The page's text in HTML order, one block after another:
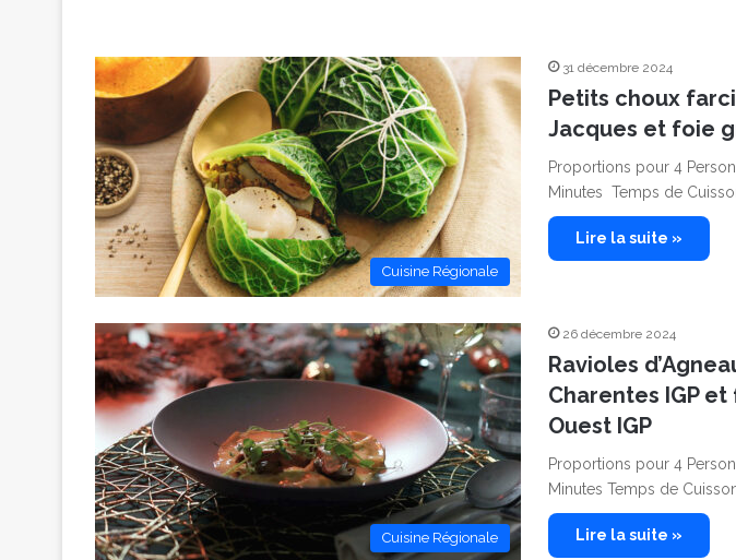
Cuisine Régionale
31 décembre 2024
Petits choux
Jacques et foie
Proportions pour 4
Minutes Temps de
Lire la suite »
Cuisine Régionale
26 décembre 2024
Ravioles
Charentes IGP
Ouest IGP
Proportions pour 4
Minutes Temps de
Lire la suite »